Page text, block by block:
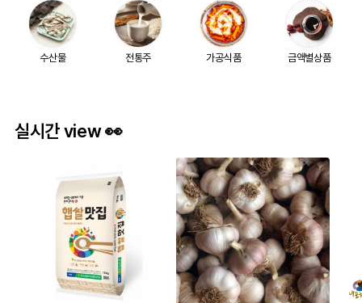
수산물 전통주 가공식품 금액별상품
실시간 view 👀